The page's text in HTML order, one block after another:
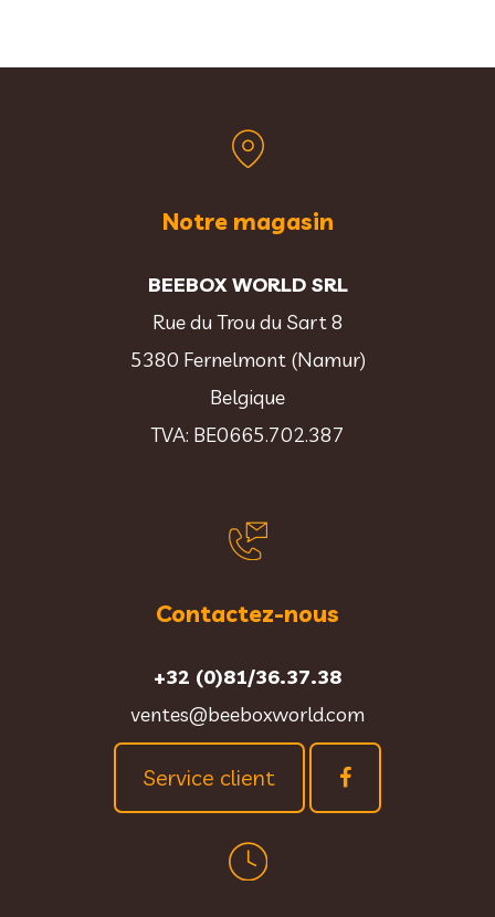
Notre magasin
BEEBOX WORLD SRL
Rue du Trou du Sart 8
5380 Fernelmont (Namur)
Belgique
TVA: BE0665.702.387
Contactez-nous
+32 (0)81/36.37.38
ventes@beeboxworld.com
Service client